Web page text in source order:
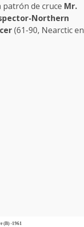
patrón de cruce Mr.
Northern
(61-90, Nearctic en
(B) -1961